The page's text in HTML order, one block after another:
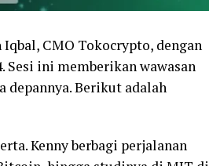
CMO Tokocrypto, dengan
Sesi ini memberikan wawasan
depannya. Berikut adalah
Kenny berbagi perjalanan